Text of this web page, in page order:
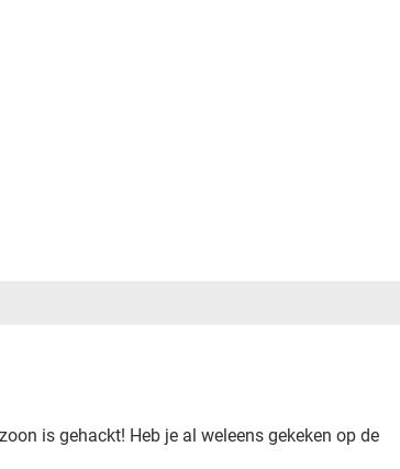
is gehackt! Heb je al weleens gekeken op de